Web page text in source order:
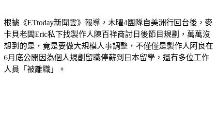
根據《ETtoday新聞雲》報導，木曜4團隊自美洲行回台後，麥
卡貝老闆Eric私下找製作人陳百祥商討日後節目規劃，萬萬沒
想到的是，竟是要做大規模人事調整，不僅僅是製作人阿良在
6月底公開因為個人規劃留職停薪到日本留學，還有多位工作
人員「被離職」。